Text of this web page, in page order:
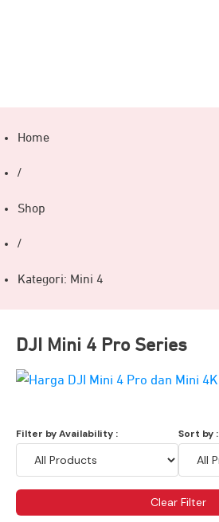
Home
/
Shop
/
Kategori: Mini 4
DJI Mini 4 Pro Series
Filter by Availability : Sort by :
Clear Filter